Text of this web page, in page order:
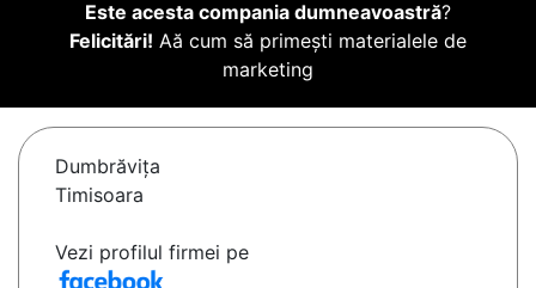
Este acesta compania dumneavoastră?
Felicitări! Aă cum să primești materialele de
marketing
Dumbrăviţa
Timisoara
Vezi profilul firmei pe